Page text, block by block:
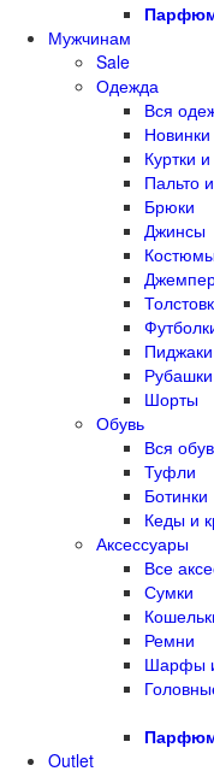
Мужчинам
Sale
Одежда
Вся
Новинки
Куртки
Пальто
Брюки
Джинсы
Пиджаки
Рубашки
Шорты
Обувь
Вся
Туфли
Ботинки
Кеды и
Аксессуары
Все
Сумки
Ремни
Шарфы
Outlet